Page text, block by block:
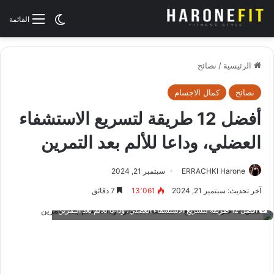
القائمةالوضع
الرئيسية / نصائح
نصائح كمال الاجسام
أفضل 12 طريقة لتسريع الاستشفاء
العضلي، وداعا للألم بعد التمرين
ERRACHKI Harone سبتمبر 21, 2024
آخر تحديث: سبتمبر 21, 2024 13٬061
أفضل 12 طريقة لتسريع الاستشفاء العضلي، وداعا للألم بعد التمرين